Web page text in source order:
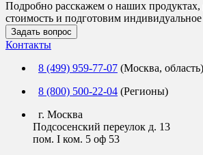
Подробно расскажем о наших продуктах,
стоимость и подготовим
Задать вопрос
Контакты
8 (499) 959-77-07 (Москва, область)
8 (800) 500-22-04 (Регионы)
г. Москва
Подсосенский переулок д. 13
пом. I ком. 5 оф 53